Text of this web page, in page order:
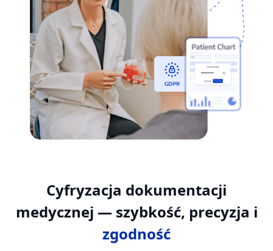
Cyfryzacja dokumentacji
medycznej — szybkość, precyzja i
zgodność